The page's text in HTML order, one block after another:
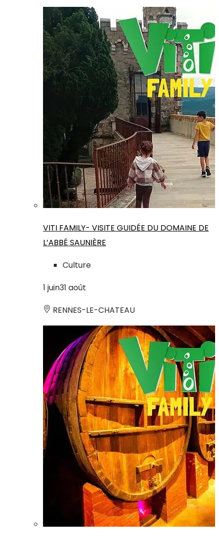
VITI FAMILY- VISITE GUIDÉE DU DOMAINE DE
L’ABBÉ SAUNIÈRE
Culture
1 juin31 août
RENNES-LE-CHATEAU